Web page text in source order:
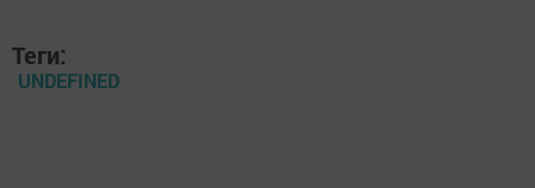
Теги:
UNDEFINED